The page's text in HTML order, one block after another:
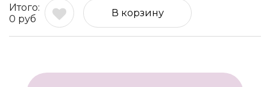
0 руб
В корзину